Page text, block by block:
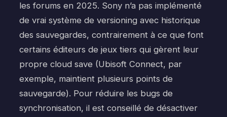
les forums en 2025. Sony n’a pas implémenté
de vrai système de versioning avec historique
des sauvegardes, contrairement à ce que font
certains éditeurs de jeux tiers qui gèrent leur
propre cloud save (Ubisoft Connect, par
exemple, maintient plusieurs points de
sauvegarde). Pour réduire les bugs de
synchronisation, il est conseillé de désactiver